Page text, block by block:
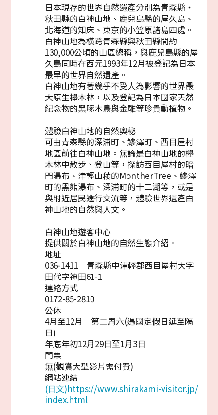
日本現存的世界自然遺產分別為青森縣‧
秋田縣的白神山地、鹿兒島縣的屋久島、
北海道的知床、東京的小笠原諸島四處。
白神山地為橫跨青森縣與秋田縣間約
130,000公頃的山區總稱，與鹿兒島縣的屋
久島同時在西元1993年12月被登記為日本
最早的世界自然遺產。
白神山地有著幾乎不受人為影響的世界最
大原生櫸木林，以及登記為日本國家天然
紀念物的黑啄木鳥與金雕等珍貴動植物。
體驗白神山地的自然奧秘
可由青森縣的深浦町、鰺澤町、西目屋村
地區前往白神山地。無論是白神山地的櫸
木林中散步、登山等，探訪西目屋村的暗
門瀑布、津輕山稜的MontherTree、鰺澤
町的黑熊瀑布、深浦町的十二湖等，或是
與附近居民進行交流等，體驗世界遺產白
神山地的自然與人文。
白神山地遊客中心
提供關於白神山地的自然生態介紹。
地址
036-1411 青森縣中津輕郡西目屋村大字
田代字神田61-1
連絡方式
0172-85-2810
公休
4月至12月 第二周六(遇國定假日延至隔
日)
年底年初12月29日至1月3日
門票
無(觀賞大型影片需付費)
網站連結
(日文)https://www.shirakami-visitor.jp/
index.html
Twitter分享
Facebook分享
複製連結